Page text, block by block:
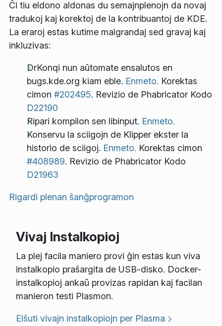
Ĉi tiu eldono aldonas du semajnplenojn da novaj
tradukoj kaj korektoj de la kontribuantoj de KDE.
La eraroj estas kutime malgrandaj sed gravaj kaj
inkluzivas:
DrKonqi nun aŭtomate ensalutos en
bugs.kde.org kiam eble. Enmeto. Korektas
cimon #202495. Revizio de Phabricator Kodo
D22190
Ripari kompilon sen libinput. Enmeto.
Konservu la sciigojn de Klipper ekster la
historio de sciigoj. Enmeto. Korektas cimon
#408989. Revizio de Phabricator Kodo
D21963
Rigardi plenan ŝanĝprogramon
Vivaj Instalkopioj
La plej facila maniero provi ĝin estas kun viva
instalkopio praŝargita de USB-disko. Docker-
instalkopioj ankaŭ provizas rapidan kaj facilan
manieron testi Plasmon.
Elŝuti vivajn instalkopiojn per Plasma